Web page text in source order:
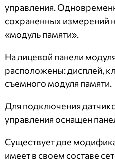
управления.
сохраненных измерений
«модуль памяти».
На лицевой панели
расположены: дисплей,
съемного модуля памяти.
Для подключения
управления оснащен
Существует две
имеет в своем составе